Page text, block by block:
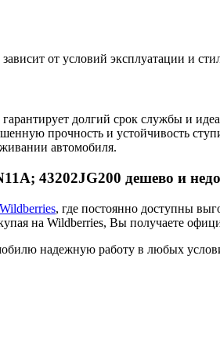
от условий эксплуатации и
долгий срок службы и
прочность и устойчивость
автомобиля.
43202JG200 дешево и
Wildberries, где постоянно доступны
на Wildberries, Вы получаете
надежную работу в любых